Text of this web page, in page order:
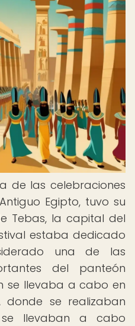
de las celebraciones
Egipto, tuvo su
Tebas, la capital del
estaba dedicado
una de las
del panteón
se llevaba a cabo en
se realizaban
se llevaban a cabo